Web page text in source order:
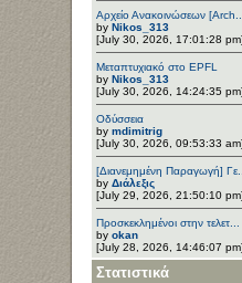
Αρχείο Ανακοινώσεων [Arch...
by Nikos_313
[July 30, 2026, 17:01:28 pm]
Μεταπτυχιακό στο EPFL
by Nikos_313
[July 30, 2026, 14:24:35 pm]
Οδύσσεια
by mdimitrig
[July 30, 2026, 09:53:33 am]
[Διανεμημένη Παραγωγή] Γε...
by Διάλεξις
[July 29, 2026, 21:50:10 pm]
Προσκεκλημένοι στην τελετ...
by okan
[July 28, 2026, 14:46:07 pm]
Στατιστικά